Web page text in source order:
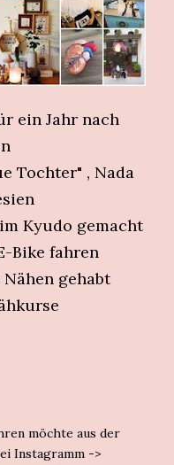
ein Jahr nach
Tochter" , Nada
Kyudo gemacht
Bike fahren
gehabt
möchte aus der
Instagramm ->